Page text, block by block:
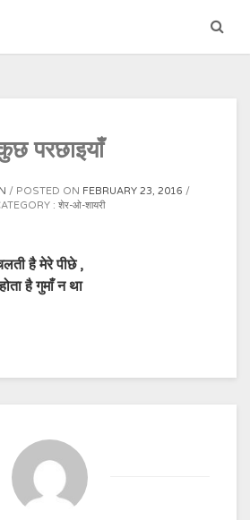
परछाइयाँ
POSTED ON FEBRUARY 23, 2016
: शेर-ओ-शायरी
है मेरे पीछे ,
है गुमाँ न था